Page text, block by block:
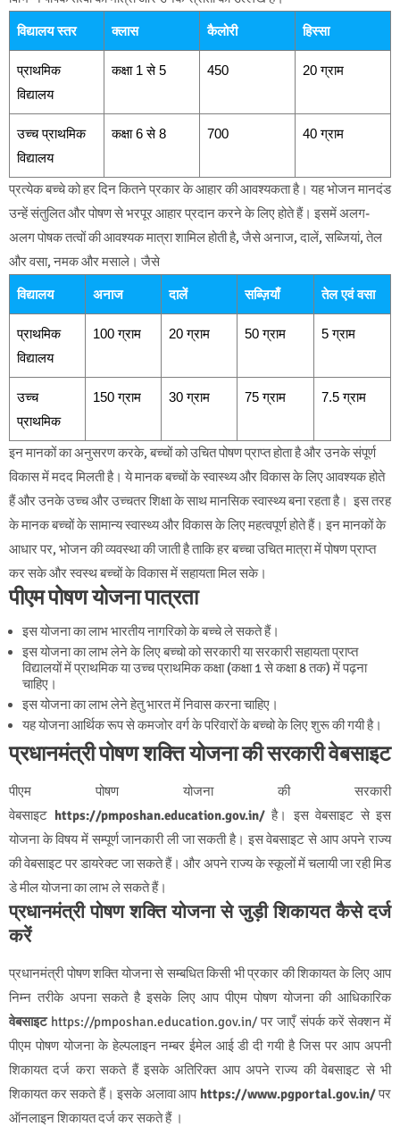
विद्यालय स्तर क्लास कैलोरी हिस्सा
प्राथमिक
विद्यालय
कक्षा 1 से 5 450 20 ग्राम
उच्च प्राथमिक
विद्यालय
कक्षा 6 से 8 700 40 ग्राम
प्रत्येक बच्चे को हर दिन कितने प्रकार के आहार की आवश्यकता है। यह भोजन मानदंड
उन्हें संतुलित और पोषण से भरपूर आहार प्रदान करने के लिए होते हैं। इसमें अलग-
अलग पोषक तत्वों की आवश्यक मात्रा शामिल होती है, जैसे अनाज, दालें, सब्जियां, तेल
और वसा, नमक और मसाले। जैसे
विद्यालय अनाज दालें सब्ज़ियाँ तेल एवं वसा
प्राथमिक
विद्यालय
100 ग्राम 20 ग्राम 50 ग्राम 5 ग्राम
उच्च
प्राथमिक
150 ग्राम 30 ग्राम 75 ग्राम 7.5 ग्राम
इन मानकों का अनुसरण करके, बच्चों को उचित पोषण प्राप्त होता है और उनके संपूर्ण
विकास में मदद मिलती है। ये मानक बच्चों के स्वास्थ्य और विकास के लिए आवश्यक होते
हैं और उनके उच्च और उच्चतर शिक्षा के साथ मानसिक स्वास्थ्य बना रहता है। इस तरह
के मानक बच्चों के सामान्य स्वास्थ्य और विकास के लिए महत्वपूर्ण होते हैं। इन मानकों के
आधार पर, भोजन की व्यवस्था की जाती है ताकि हर बच्चा उचित मात्रा में पोषण प्राप्त
कर सके और स्वस्थ बच्चों के विकास में सहायता मिल सके।
पीएम पोषण योजना पात्रता
इस योजना का लाभ भारतीय नागरिको के बच्चे ले सकते हैं।
इस योजना का लाभ लेने के लिए बच्चो को सरकारी या सरकारी सहायता प्राप्त
विद्यालयों में प्राथमिक या उच्च प्राथमिक कक्षा (कक्षा 1 से कक्षा 8 तक) में पढ़ना
चाहिए।
इस योजना का लाभ लेने हेतु भारत में निवास करना चाहिए।
यह योजना आर्थिक रूप से कमजोर वर्ग के परिवारों के बच्चो के लिए शुरू की गयी है।
प्रधानमंत्री पोषण शक्ति योजना की सरकारी वेबसाइट
पीएम पोषण योजना की सरकारी
वेबसाइट https://pmposhan.education.gov.in/ है। इस वेबसाइट से इस
योजना के विषय में सम्पूर्ण जानकारी ली जा सकती है। इस वेबसाइट से आप अपने राज्य
की वेबसाइट पर डायरेक्ट जा सकते हैं। और अपने राज्य के स्कूलों में चलायी जा रही मिड
डे मील योजना का लाभ ले सकते हैं।
प्रधानमंत्री पोषण शक्ति योजना से जुड़ी शिकायत कैसे दर्ज
करें
प्रधानमंत्री पोषण शक्ति योजना से सम्बधित किसी भी प्रकार की शिकायत के लिए आप
निम्न तरीके अपना सकते है इसके लिए आप पीएम पोषण योजना की आधिकारिक
वेबसाइट https://pmposhan.education.gov.in/ पर जाएँ संपर्क करें सेक्शन में
पीएम पोषण योजना के हेल्पलाइन नम्बर ईमेल आई डी दी गयी है जिस पर आप अपनी
शिकायत दर्ज करा सकते हैं इसके अतिरिक्त आप अपने राज्य की वेबसाइट से भी
शिकायत कर सकते हैं। इसके अलावा आप https://www.pgportal.gov.in/पर
ऑनलाइन शिकायत दर्ज कर सकते हैं ।